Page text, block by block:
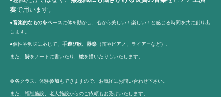
奏で用います。
●音楽的なものをベースに体を動かし、心から美しい！楽しい！と感じる時間を共に創り出
します。
●個性や興味に応じて、 手遊び歌、器楽 （笛やピアノ、ライアーなど）、
また、 詩をノートに書いたり、 絵を描いたりもいたします。
🍀各クラス、体験参加もできますので、お気軽にお問い合わせ下さい。
また、福祉施設、老人施設からのご依頼もお受けいたします。